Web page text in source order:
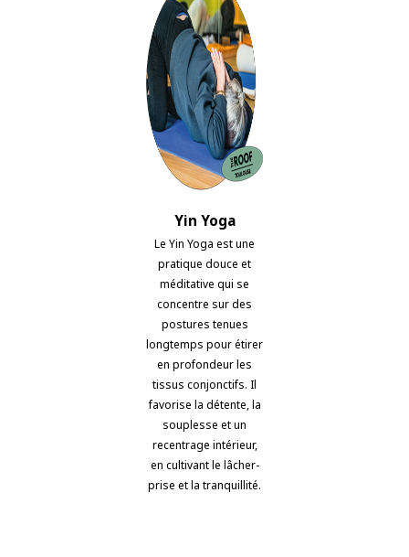
Yin Yoga
Le Yin Yoga est une
pratique douce et
méditative qui se
concentre sur des
postures tenues
longtemps pour étirer
en profondeur les
tissus conjonctifs. Il
favorise la détente, la
souplesse et un
recentrage intérieur,
en cultivant le lâcher-
prise et la tranquillité.